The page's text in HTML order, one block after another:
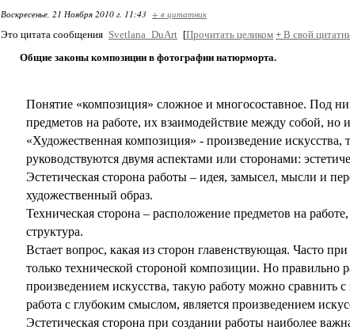
Воскресенье, 21 Ноября 2010 г. 11:43 + в цитатник
Это цитата сообщения Svetlana_DuArt [Прочитать целиком + В свой
Общие законы композиции в фотографии натюрморта.
Понятие «композиция» сложное и многосоставное. Под
предметов на работе, их взаимодействие между собой,
«Художественная композиция» - произведение искусства,
руководствуются двумя аспектами или сторонами:
Эстетическая сторона работы – идея, замысел, мысли и
художественный образ.
Техническая сторона – расположение предметов на
структура.
Встает вопрос, какая из сторон главенствующая. Часто
только технической стороной композиции. Но правильно
произведением искусства, такую работу можно сравнить
работа с глубоким смыслом, является произведением
Эстетическая сторона при создании работы наиболее